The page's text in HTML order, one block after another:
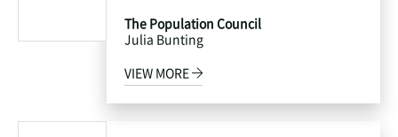
The Population Council
Julia Bunting
VIEW MORE